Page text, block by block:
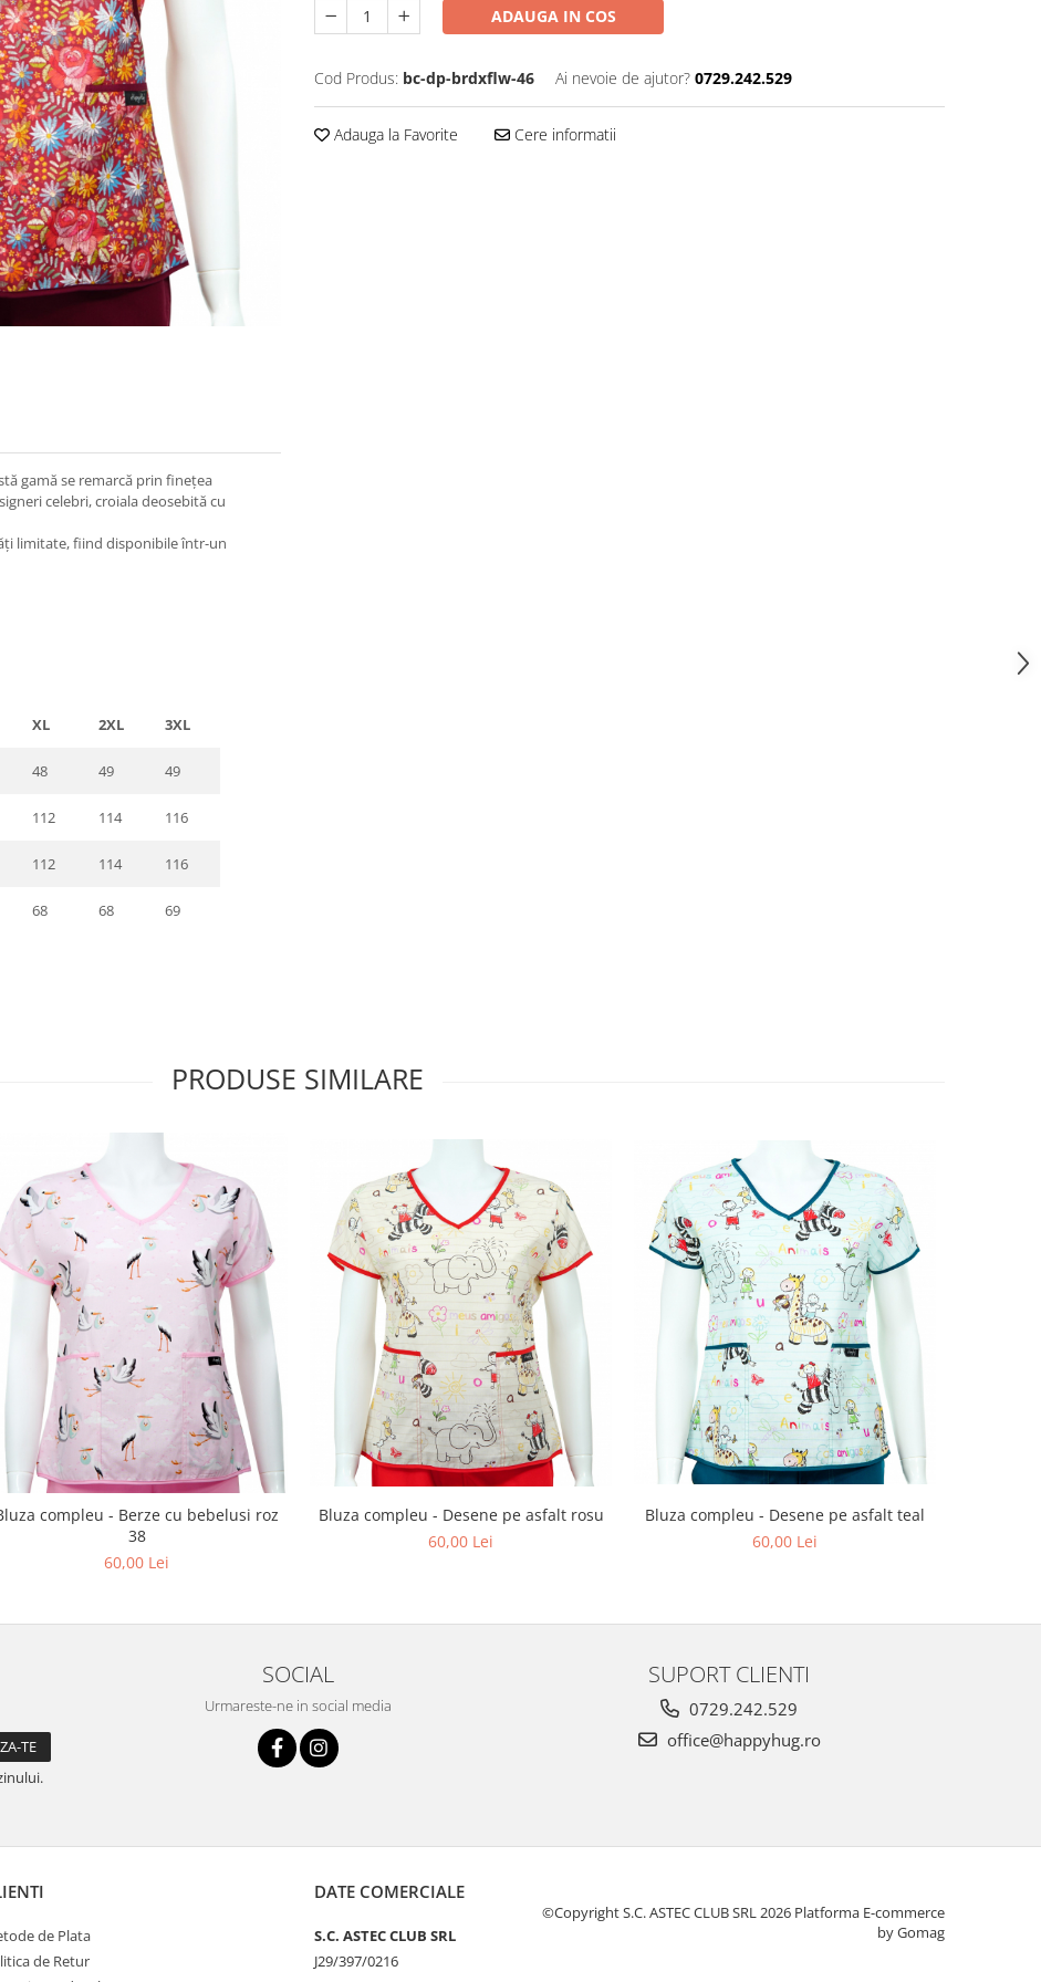
ADAUGA IN COS
Cod Produs: bc-dp-brdxflw-46 Ai nevoie de ajutor? 0729.242.529
Adauga la Favorite Cere informatii
gamă se remarcă prin finețea
celebri, croiala deosebită cu
limitate, fiind disponibile într-un
XL 2XL 3XL
48 49 49
112 114 116
112 114 116
68 68 69
PRODUSE SIMILARE
compleu - Berze cu bebelusi roz
38
60,00 Lei
Bluza compleu - Desene pe asfalt rosu
60,00 Lei
Bluza compleu - Desene pe asfalt teal
60,00 Lei
SOCIAL
Urmareste-ne in social media
SUPORT CLIENTI
0729.242.529
office@happyhug.ro
de Plata
de Retur
DATE COMERCIALE
S.C. ASTEC CLUB SRL
J29/397/0216
©Copyright S.C. ASTEC CLUB SRL 2026 Platforma E-commerce
by Gomag